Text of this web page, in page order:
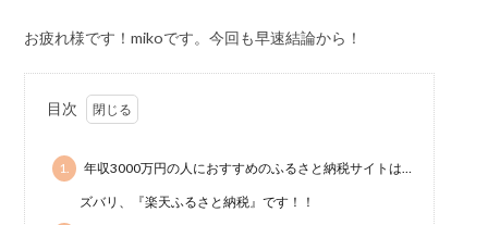
お疲れ様です！mikoです。今回も早速結論から！
目次
1. 年収3000万円の人におすすめのふるさと納税サイトは…
ズバリ、『楽天ふるさと納税』です！！